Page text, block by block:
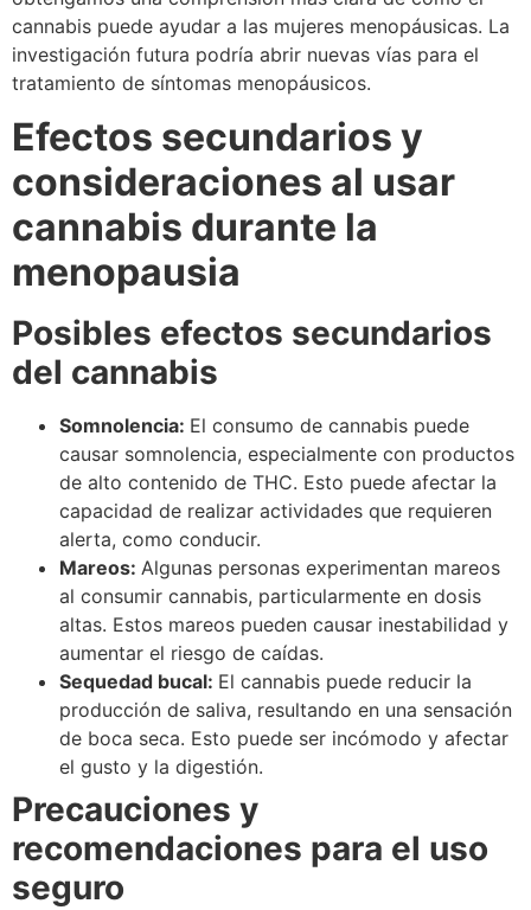
cannabis puede ayudar a las mujeres menopáusicas. La
investigación futura podría abrir nuevas vías para el
tratamiento de síntomas menopáusicos.
Efectos secundarios y
consideraciones al usar
cannabis durante la
menopausia
Posibles efectos secundarios
del cannabis
Somnolencia: El consumo de cannabis puede
causar somnolencia, especialmente con productos
de alto contenido de THC. Esto puede afectar la
capacidad de realizar actividades que requieren
alerta, como conducir.
Mareos: Algunas personas experimentan mareos
al consumir cannabis, particularmente en dosis
altas. Estos mareos pueden causar inestabilidad y
aumentar el riesgo de caídas.
Sequedad bucal: El cannabis puede reducir la
producción de saliva, resultando en una sensación
de boca seca. Esto puede ser incómodo y afectar
el gusto y la digestión.
Precauciones y
recomendaciones para el uso
seguro